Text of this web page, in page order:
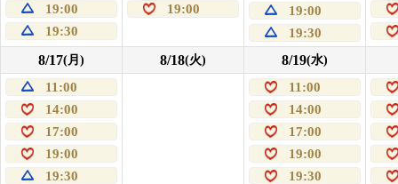
19:00
19:30
19:00
19:00
19:30
8/17(月)
11:00
14:00
17:00
19:00
19:30
8/18(火) 8/19(水)
11:00
14:00
17:00
19:00
19:30